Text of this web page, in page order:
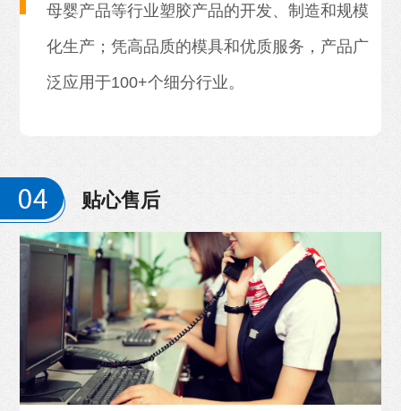
母婴产品等行业塑胶产品的开发、制造和规模
化生产；凭高品质的模具和优质服务，产品广
泛应用于100+个细分行业。
贴心售后